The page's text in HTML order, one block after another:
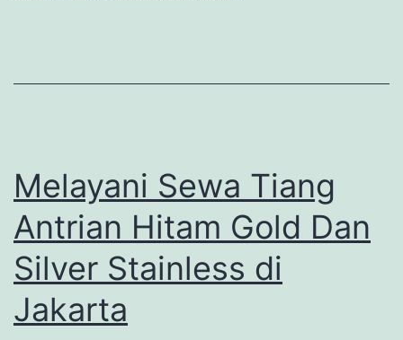
Melayani Sewa Tiang
Antrian Hitam Gold Dan
Silver Stainless di
Jakarta